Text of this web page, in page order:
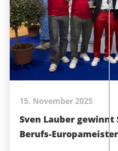
15. November 2025
Sven Lauber gewinnt
Berufs-